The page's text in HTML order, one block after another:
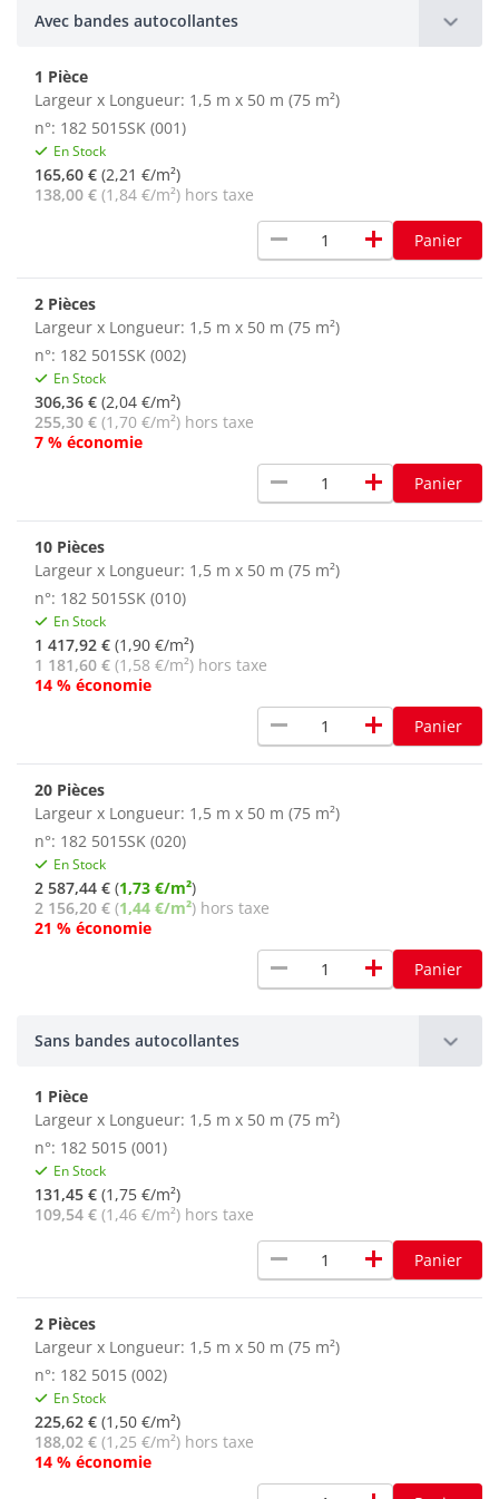
Avec bandes autocollantes
1 Pièce
Largeur x Longueur: 1,5 m x 50 m (75 m²)
n°: 182 5015SK (001)
En Stock
165,60 € (2,21 €/m²)
138,00 € (1,84 €/m²) hors taxe
remove add Panier
2 Pièces
Largeur x Longueur: 1,5 m x 50 m (75 m²)
n°: 182 5015SK (002)
En Stock
306,36 € (2,04 €/m²)
255,30 € (1,70 €/m²) hors taxe
7 % économie
remove add Panier
10 Pièces
Largeur x Longueur: 1,5 m x 50 m (75 m²)
n°: 182 5015SK (010)
En Stock
1 417,92 € (1,90 €/m²)
1 181,60 € (1,58 €/m²) hors taxe
14 % économie
remove add Panier
20 Pièces
Largeur x Longueur: 1,5 m x 50 m (75 m²)
n°: 182 5015SK (020)
En Stock
2 587,44 € (1,73 €/m²)
2 156,20 € (1,44 €/m²) hors taxe
21 % économie
remove add Panier
Sans bandes autocollantes
1 Pièce
Largeur x Longueur: 1,5 m x 50 m (75 m²)
n°: 182 5015 (001)
En Stock
131,45 € (1,75 €/m²)
109,54 € (1,46 €/m²) hors taxe
remove add Panier
2 Pièces
Largeur x Longueur: 1,5 m x 50 m (75 m²)
n°: 182 5015 (002)
En Stock
225,62 € (1,50 €/m²)
188,02 € (1,25 €/m²) hors taxe
14 % économie